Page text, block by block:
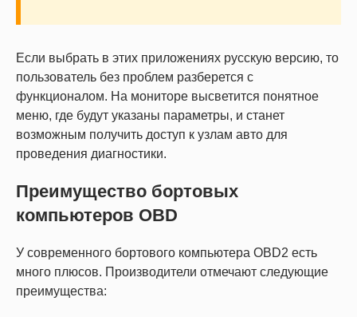
Если выбрать в этих приложениях русскую версию, то
пользователь без проблем разберется с
функционалом. На мониторе высветится понятное
меню, где будут указаны параметры, и станет
возможным получить доступ к узлам авто для
проведения диагностики.
Преимущество бортовых
компьютеров OBD
У современного бортового компьютера OBD2 есть
много плюсов. Производители отмечают следующие
преимущества: